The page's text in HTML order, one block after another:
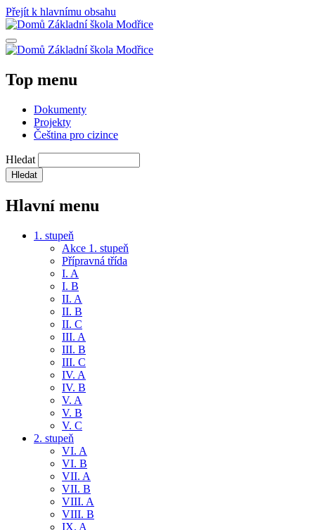
Přejít k hlavnímu obsahu
Základní škola Modřice
Základní škola Modřice
Top menu
Dokumenty
Projekty
Čeština pro cizince
Hledat
Hlavní menu
1. stupeň
Akce 1. stupeň
Přípravná třída
I. A
I. B
II. A
II. B
II. C
III. A
III. B
III. C
IV. A
IV. B
V. A
V. B
V. C
2. stupeň
VI. A
VI. B
VII. A
VII. B
VIII. A
VIII. B
IX. A